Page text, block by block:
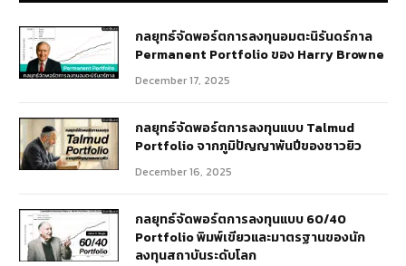
กลยุทธ์​จัดพอร์ตการลงทุนอมตะนิรันดร์กาล
Permanent Portfolio ของ Harry Browne
December 17, 2025
กลยุทธ์จัดพอร์ตการลงทุนแบบ Talmud
Portfolio จากภูมิปัญญาพันปีของชาวยิว
December 16, 2025
กลยุทธ์จัดพอร์ตการลงทุนแบบ 60/40
Portfolio พิมพ์เขียวและมาตรฐานของนัก
ลงทุนสถาบันระดับโลก